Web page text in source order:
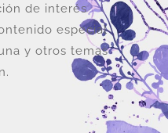
de interés
especial
y otros temas